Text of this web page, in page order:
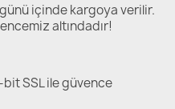
içinde kargoya verilir.
altındadır!
SSL ile güvence